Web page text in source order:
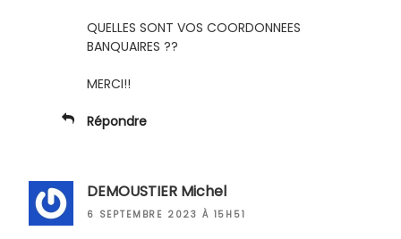
QUELLES SONT VOS COORDONNEES
BANQUAIRES ??
MERCI!!
Répondre
DEMOUSTIER Michel
6 SEPTEMBRE 2023 À 15H51